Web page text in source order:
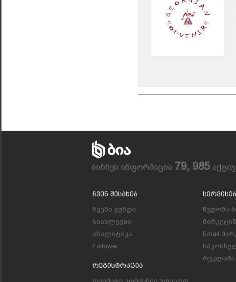
ბიზნეს ინფორმაცია 79, 985
Ჩვენ Შესახებ
ჩვენი გუნდი
სიახლეები
ანალიტიკა
Follower
Რეგისტრაცია
წვდომა
Email
რეკლამა